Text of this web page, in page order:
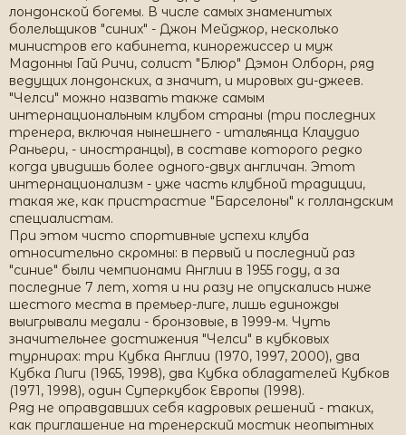
лондонской богемы. В числе самых знаменитых
болельщиков "синих" - Джон Мейджор, несколько
министров его кабинета, кинорежиссер и муж
Мадонны Гай Ричи, солист "Блюр" Дэмон Олборн, ряд
ведущих лондонских, а значит, и мировых ди-джеев.
"Челси" можно назвать также самым
интернациональным клубом страны (три последних
тренера, включая нынешнего - итальянца Клаудио
Раньери, - иностранцы), в составе которого редко
когда увидишь более одного-двух англичан. Этот
интернационализм - уже часть клубной традиции,
такая же, как пристрастие "Барселоны" к голландским
специалистам.
При этом чисто спортивные успехи клуба
относительно скромны: в первый и последний раз
"синие" были чемпионами Англии в 1955 году, а за
последние 7 лет, хотя и ни разу не опускались ниже
шестого места в премьер-лиге, лишь единожды
выигрывали медали - бронзовые, в 1999-м. Чуть
значительнее достижения "Челси" в кубковых
турнирах: три Кубка Англии (1970, 1997, 2000), два
Кубка Лиги (1965, 1998), два Кубка обладателей Кубков
(1971, 1998), один Суперкубок Европы (1998).
Ряд не оправдавших себя кадровых решений - таких,
как приглашение на тренерский мостик неопытных